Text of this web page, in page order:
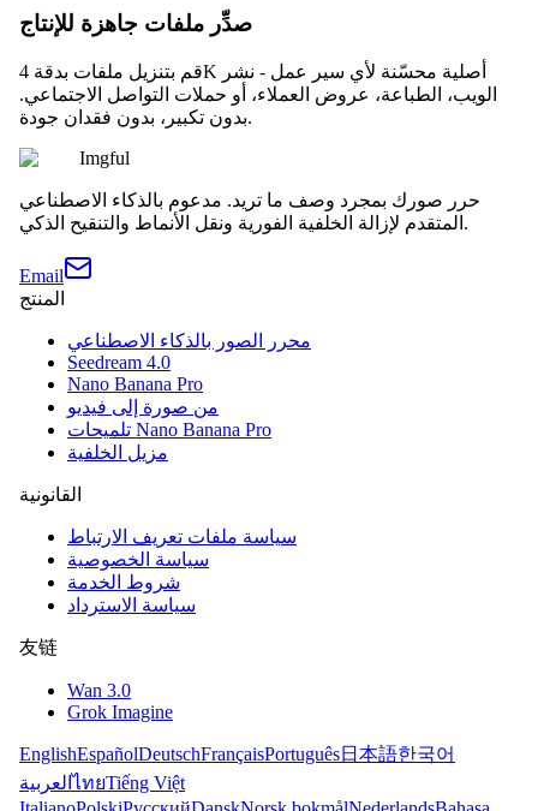
صدِّر ملفات جاهزة للإنتاج
قم بتنزيل ملفات بدقة 4K أصلية محسّنة لأي سير عمل - نشر
الويب، الطباعة، عروض العملاء، أو حملات التواصل الاجتماعي.
بدون تكبير، بدون فقدان جودة.
Imgful
حرر صورك بمجرد وصف ما تريد. مدعوم بالذكاء الاصطناعي
المتقدم لإزالة الخلفية الفورية ونقل الأنماط والتنقيح الذكي.
Email
المنتج
محرر الصور بالذكاء الاصطناعي
Seedream 4.0
Nano Banana Pro
من صورة إلى فيديو
تلميحات Nano Banana Pro
مزيل الخلفية
القانونية
سياسة ملفات تعريف الارتباط
سياسة الخصوصية
شروط الخدمة
سياسة الاسترداد
友链
Wan 3.0
Grok Imagine
EnglishEspañolDeutschFrançaisPortuguês日本語한국어
العربيةไทยTiếng Việt